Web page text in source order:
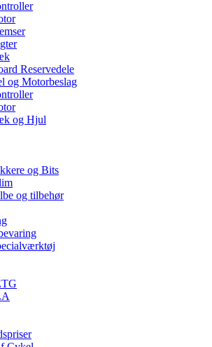
Reservedele
og Motorbeslag
og Hjul
og Bits
og tilbehør